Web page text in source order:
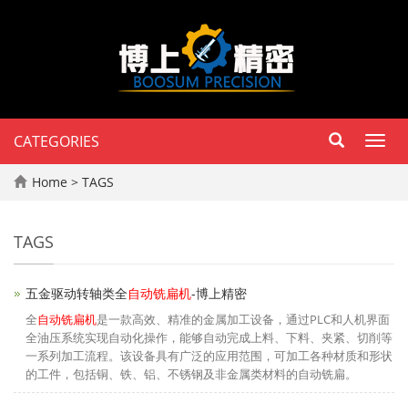
CATEGORIES
Home > TAGS
TAGS
五金驱动转轴类全自动铣扁机-博上精密
全自动铣扁机是一款高效、精准的金属加工设备，通过PLC和人机界面
全油压系统实现自动化操作，能够自动完成上料、下料、夹紧、切削等
一系列加工流程。该设备具有广泛的应用范围，可加工各种材质和形状
的工件，包括铜、铁、铝、不锈钢及非金属类材料的自动铣扁。